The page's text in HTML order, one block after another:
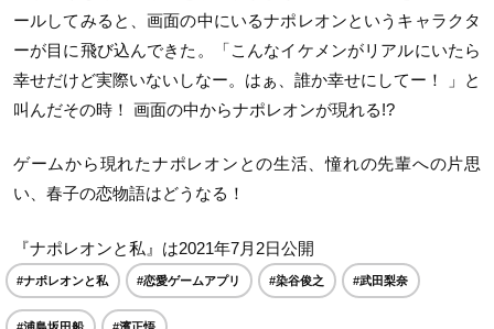
ールしてみると、画面の中にいるナポレオンというキャラクタ
ーが目に飛び込んできた。「こんなイケメンがリアルにいたら
幸せだけど実際いないしなー。はぁ、誰か幸せにしてー！ 」と
叫んだその時！ 画面の中からナポレオンが現れる!?
ゲームから現れたナポレオンとの生活、憧れの先輩への片思
い、春子の恋物語はどうなる！
『ナポレオンと私』は2021年7月2日公開
#ナポレオンと私 #恋愛ゲームアプリ #染谷俊之 #武田梨奈
#浦島坂田船 #濱正悟